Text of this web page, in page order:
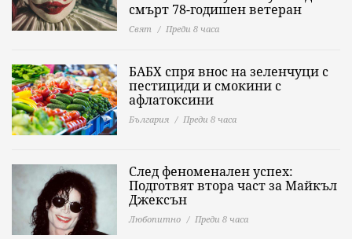
смърт 78-годишен ветеран
Свят Преди 8 часа
БАБХ спря внос на зеленчуци с
пестициди и смокини с
афлатоксини
България Преди 8 часа
След феноменален успех:
Подготвят втора част за Майкъл
Джексън
Любопитно Преди 8 часа